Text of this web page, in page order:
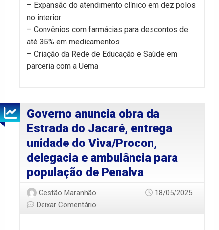
– Expansão do atendimento clínico em dez polos
no interior
– Convênios com farmácias para descontos de
até 35% em medicamentos
– Criação da Rede de Educação e Saúde em
parceria com a Uema
Governo anuncia obra da
Estrada do Jacaré, entrega
unidade do Viva/Procon,
delegacia e ambulância para
população de Penalva
Gestão Maranhão
18/05/2025
Deixar Comentário